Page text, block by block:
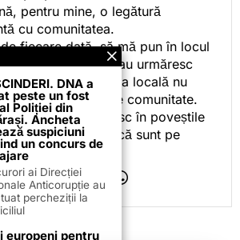
pentru mine, o legătură
cu comunitatea.
fiecare dată, să mă pun în locul
citesc, privesc sau urmăresc
fac. Pentru că presa locală nu
mine, ci despre comunitate.
oamenii se regăsesc în poveștile
le spun, înseamnă că sunt pe
DNA a
peste un fost
Poliției din
Ancheta
suspiciuni
un concurs de
ai Direcției
Anticorupție au
percheziții la
europeni pentru